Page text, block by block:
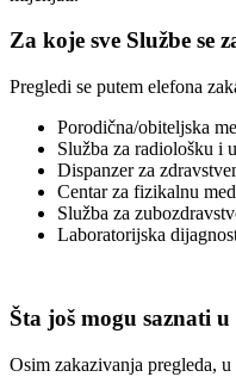
Za koje sve Službe se
Pregledi se putem elefona
Porodična/obiteljska
Služba za radiološku i
Dispanzer za
Centar za fizikalnu
Služba za
Laboratorijska
Šta još mogu saznati
Osim zakazivanja pregleda,